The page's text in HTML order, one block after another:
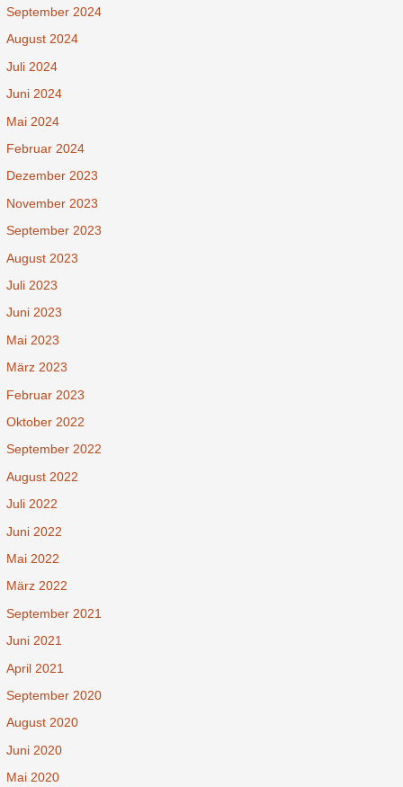
September 2024
August 2024
Juli 2024
Juni 2024
Mai 2024
Februar 2024
Dezember 2023
November 2023
September 2023
August 2023
Juli 2023
Juni 2023
Mai 2023
März 2023
Februar 2023
Oktober 2022
September 2022
August 2022
Juli 2022
Juni 2022
Mai 2022
März 2022
September 2021
Juni 2021
April 2021
September 2020
August 2020
Juni 2020
Mai 2020